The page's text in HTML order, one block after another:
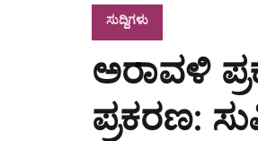
ಸುದ್ದಿಗಳು
ಅರಾವಳಿ
ಪ್ರಕರಣ: